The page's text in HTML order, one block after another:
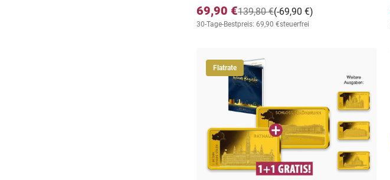
69,90 € (-69,90 €)
139,80 €
30-Tage-Bestpreis: 69,90 €steuerfrei
Flatrate